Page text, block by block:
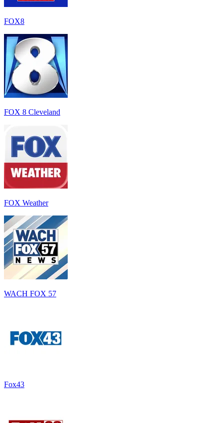
FOX8
FOX 8 Cleveland
FOX Weather
WACH FOX 57
Fox43